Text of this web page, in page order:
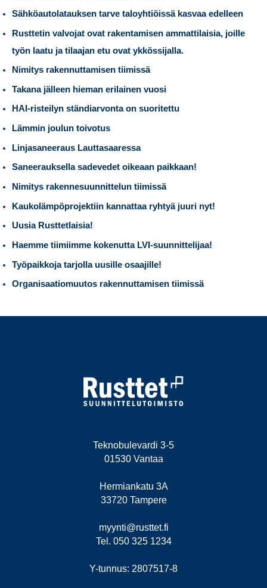
Sähköautolatauksen tarve taloyhtiöissä kasvaa edelleen
Rusttetin valvojat ovat rakentamisen ammattilaisia, joille
työn laatu ja tilaajan etu ovat ykkössijalla.
Nimitys rakennuttamisen tiimissä
Takana jälleen hieman erilainen vuosi
HAI-risteilyn ständiarvonta on suoritettu
Lämmin joulun toivotus
Linjasaneeraus Lauttasaaressa
Saneerauksella sadevedet oikeaan paikkaan!
Nimitys rakennesuunnittelun tiimissä
Kaukolämpöprojektiin kannattaa ryhtyä juuri nyt!
Uusia Rusttetlaisia!
Haemme tiimiimme kokenutta LVI-suunnittelijaa!
Työpaikkoja tarjolla uusille osaajille!
Organisaatiomuutos rakennuttamisen tiimissä
Teknobulevardi 3-5
01530 Vantaa
Hermiankatu 3A
33720 Tampere
myynti@rusttet.fi
Tel. 050 325 1234
Y-tunnus: 2807517-8